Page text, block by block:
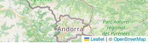
Leaflet |©OpenStreetMap